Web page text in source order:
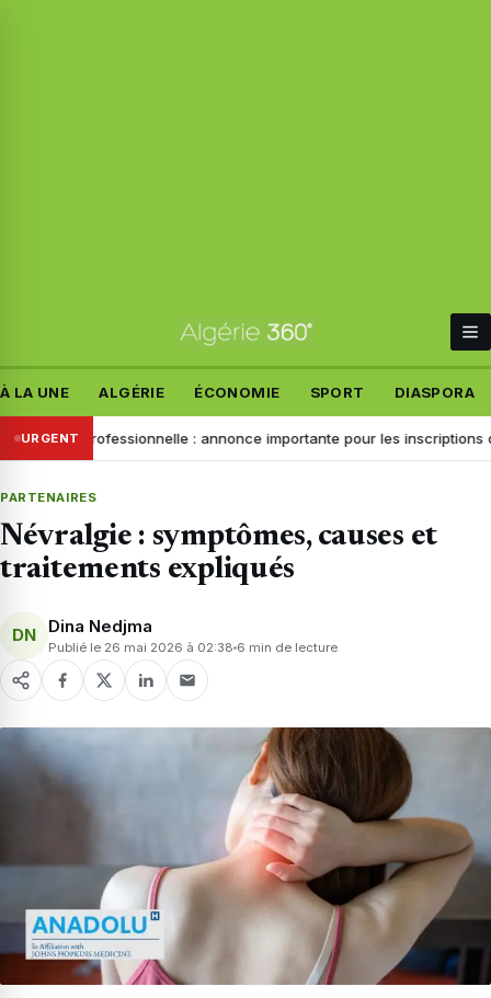
À LA UNE ALGÉRIE ÉCONOMIE SPORT DIASPORA
URGENT
professionnelle : annonce importante pour les inscriptions de la
PARTENAIRES
Névralgie : symptômes, causes et
traitements expliqués
DN Dina Nedjma
Publié le 26 mai 2026 à 02:38 6 min de lecture